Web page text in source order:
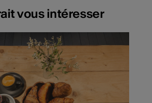
vous intéresser